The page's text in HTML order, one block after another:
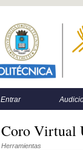
Entrar
Coro Virtual
Herramientas